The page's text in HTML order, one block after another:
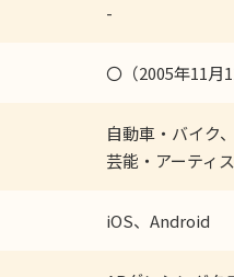
-
〇（2005年11月
自動車・バイク
芸能・アーティ
iOS、Android